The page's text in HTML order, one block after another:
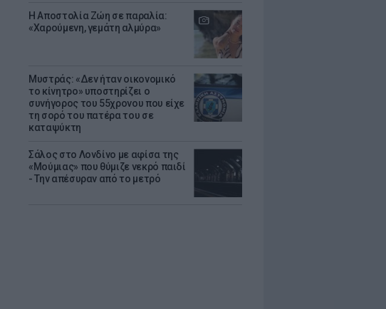
Η Αποστολία Ζώη σε παραλία:
«Χαρούμενη, γεμάτη αλμύρα»
Μυστράς: «Δεν ήταν οικονομικό
το κίνητρο» υποστηρίζει ο
συνήγορος του 55χρονου που είχε
τη σορό του πατέρα του σε
καταψύκτη
Σάλος στο Λονδίνο με αφίσα της
«Μούμιας» που θύμιζε νεκρό παιδί
- Την απέσυραν από το μετρό